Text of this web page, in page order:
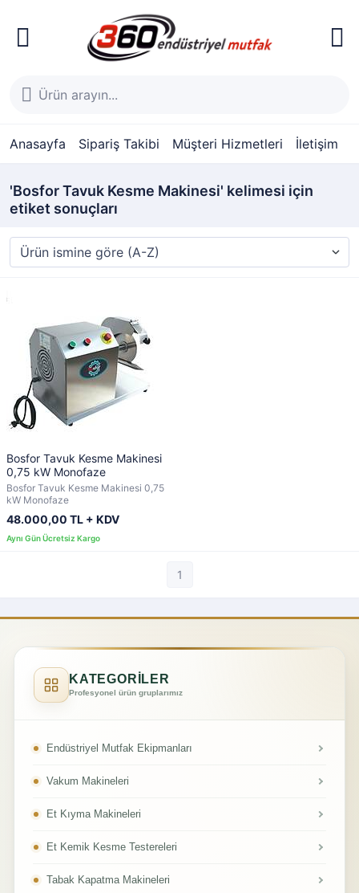
Anasayfa Sipariş Takibi Müşteri Hizmetleri İletişim
'Bosfor Tavuk Kesme Makinesi' kelimesi için
etiket sonuçları
Bosfor Tavuk Kesme Makinesi
0,75 kW Monofaze
Bosfor Tavuk Kesme Makinesi 0,75
kW Monofaze
48.000,00 TL + KDV
1
KATEGORİLER
Profesyonel ürün gruplarımız
Endüstriyel Mutfak Ekipmanları
Vakum Makineleri
Et Kıyma Makineleri
Et Kemik Kesme Testereleri
Tabak Kapatma Makineleri